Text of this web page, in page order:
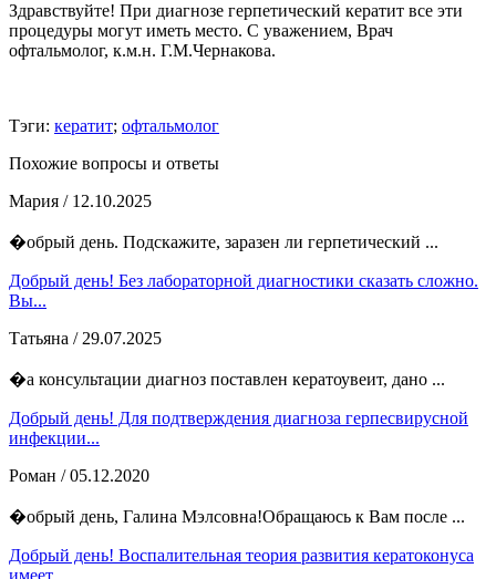
Здравствуйте! При диагнозе герпетический кератит все эти
процедуры могут иметь место. С уважением, Врач
офтальмолог, к.м.н. Г.М.Чернакова.
Тэги: кератит; офтальмолог
Похожие вопросы и ответы
Мария / 12.10.2025
�обрый день. Подскажите, заразен ли герпетический ...
Добрый день! Без лабораторной диагностики сказать сложно.
Вы...
Татьяна / 29.07.2025
�а консультации диагноз поставлен кератоувеит, дано ...
Добрый день! Для подтверждения диагноза герпесвирусной
инфекции...
Роман / 05.12.2020
�обрый день, Галина Мэлсовна!Обращаюсь к Вам после ...
Добрый день! Воспалительная теория развития кератоконуса